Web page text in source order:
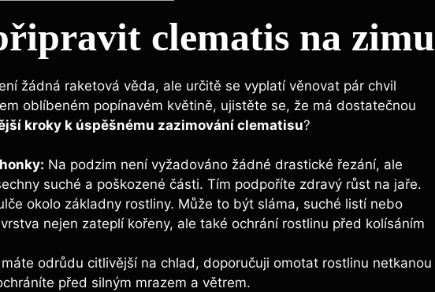
clematis na zimu
žádná raketová věda, ale určitě se vyplatí věnovat pár chvil
oblíbeném popínavém květině, ujistěte se, že má dostatečnou
kroky k úspěšnému zazimování clematisu?
Na podzim není vyžadováno žádné drastické řezání, ale
suché a poškozené části. Tím podpoříte zdravý růst na jaře.
okolo základny rostliny. Může to být sláma, suché listí nebo
nejen zateplí kořeny, ale také ochrání rostlinu před kolísáním
odrůdu citlivější na chlad, doporučuji omotat rostlinu netkanou
před silným mrazem a větrem.